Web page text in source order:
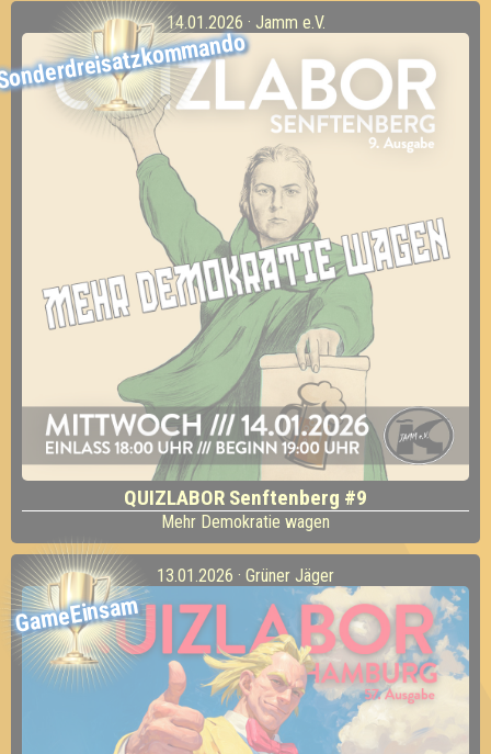
14.01.2026 · Jamm e.V.
QUIZLABOR Senftenberg #9
Mehr Demokratie wagen
GameEinsam
13.01.2026 · Grüner Jäger